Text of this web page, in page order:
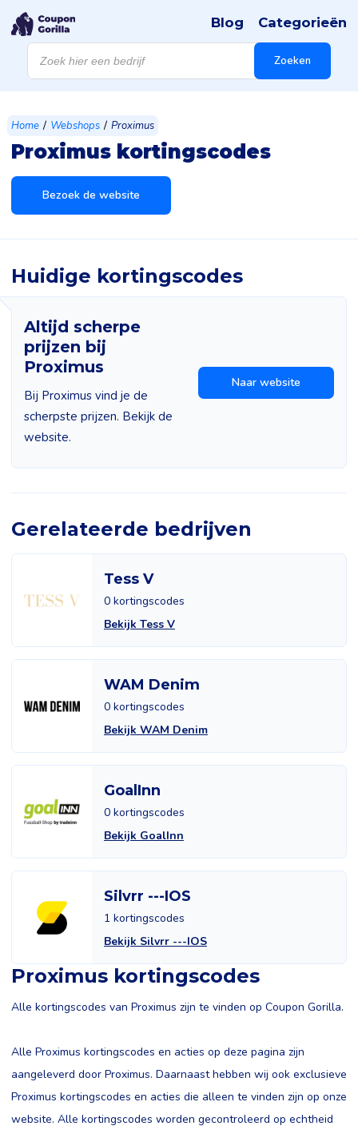
Products
search Zoeken
Blog Categorieën
Home / Webshops / Proximus
Proximus kortingscodes
Bezoek de website
Huidige kortingscodes
Altijd scherpe
prijzen bij
Proximus
Bij Proximus vind je de
scherpste prijzen. Bekijk de
website.
Naar website
Gerelateerde bedrijven
Tess V
0 kortingscodes
Bekijk Tess V
WAM Denim
0 kortingscodes
Bekijk WAM Denim
GoalInn
0 kortingscodes
Bekijk GoalInn
Silvrr ---IOS
1 kortingscodes
Bekijk Silvrr ---IOS
Proximus kortingscodes
Alle kortingscodes van Proximus zijn te vinden op Coupon Gorilla.
Alle Proximus kortingscodes en acties op deze pagina zijn
aangeleverd door Proximus. Daarnaast hebben wij ook exclusieve
Proximus kortingscodes en acties die alleen te vinden zijn op onze
website. Alle kortingscodes worden gecontroleerd op echtheid